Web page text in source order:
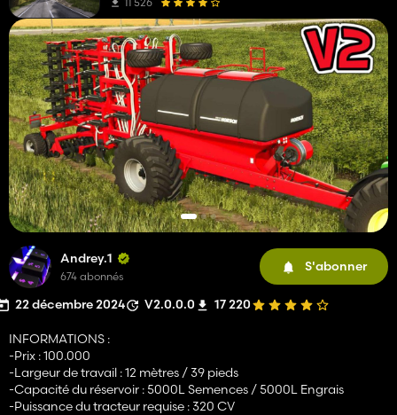
Andrey.1
674 abonnés
S'abonner
22 décembre 2024 V2.0.0.0 17 220
INFORMATIONS :
-Prix : 100.000
-Largeur de travail : 12 mètres / 39 pieds
-Capacité du réservoir : 5000L Semences / 5000L Engrais
-Puissance du tracteur requise : 320 CV